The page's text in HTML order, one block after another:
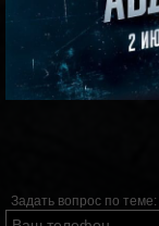
Задать вопрос по теме: